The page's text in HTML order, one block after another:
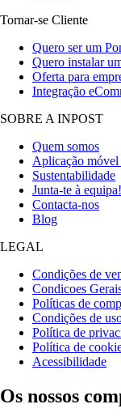
Tornar-se Cliente
Quero ser um
Quero instalar
Oferta para
Integração
SOBRE A INPOST
Quem somos
Aplicação móvel
Sustentabilidade
Junta-te à equipa!
Contacta-nos
Blog
LEGAL
Condições de
Condicoes
Políticas de
Condições de
Política de
Política de
Acessibilidade
Os nossos